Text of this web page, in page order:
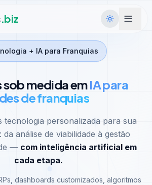
.biz
+ IA para Franquias
medida emIA para
de franquias
tecnologia personalizada para sua
análise de viabilidade à gestão
— com inteligência artificial em
cada etapa.
dashboards customizados, algoritmos